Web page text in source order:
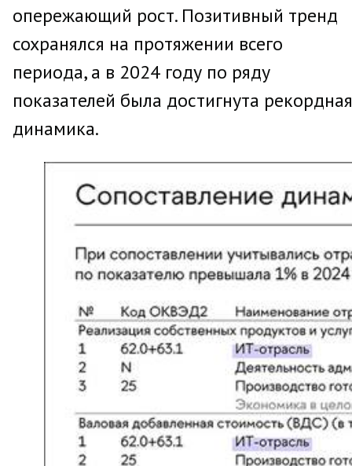
опережающий рост. Позитивный тренд
сохранялся на протяжении всего
периода, а в 2024 году по ряду
показателей была достигнута рекордная
динамика.